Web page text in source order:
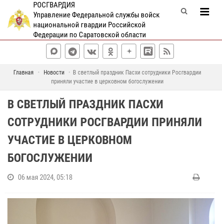
РОСГВАРДИЯ
Управление Федеральной службы войск
национальной гвардии Российской
Федерации по Саратовской области
Главная Новости
В светлый праздник Пасхи сотрудники Росгвардии
приняли участие в церковном богослужении
В СВЕТЛЫЙ ПРАЗДНИК ПАСХИ
СОТРУДНИКИ РОСГВАРДИИ ПРИНЯЛИ
УЧАСТИЕ В ЦЕРКОВНОМ
БОГОСЛУЖЕНИИ
06 мая 2024, 05:18